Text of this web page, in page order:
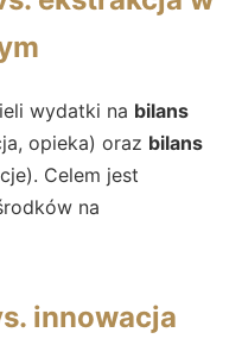
wydatki na bilans
opieka) oraz bilans
Celem jest
na
innowacja